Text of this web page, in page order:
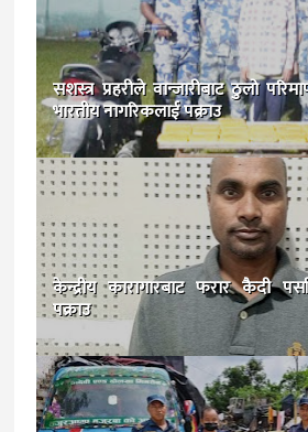
सशस्त्र प्रहरीले वान्जारीबाट ठुलो
भारतीय नागरिकलाई पक्राउ
केन्द्रीय कारागारबाट फरार कैदी
पक्राउ